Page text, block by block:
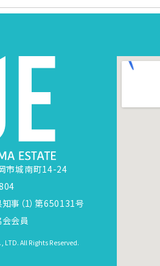
市城南町14-24
事（1）第650131号
会員
All Rights Reserved.